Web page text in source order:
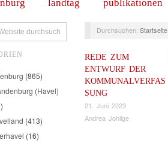
landtag publikationen
(865)
(Havel)
(413)
(16)
Durchsuchen: Startseite
REDE ZUM
ENTWURF DER
KOMMUNALVERFAS
SUNG
21. Juni 2023
Andrea Johlige